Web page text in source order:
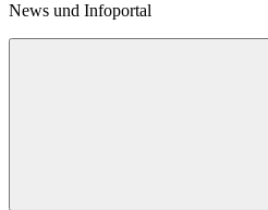
News und Infoportal